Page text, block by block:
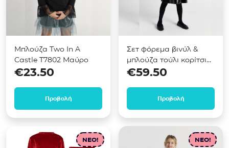
Μπλούζα Two In A
Castle Τ7802 Μαύρο
€23.50
Προβολή
Σετ φόρεμα βινύλ &
μπλούζα τούλι κορίτσι
Two in a Castle T7676
€59.50
Προβολή
NEO! NEO!